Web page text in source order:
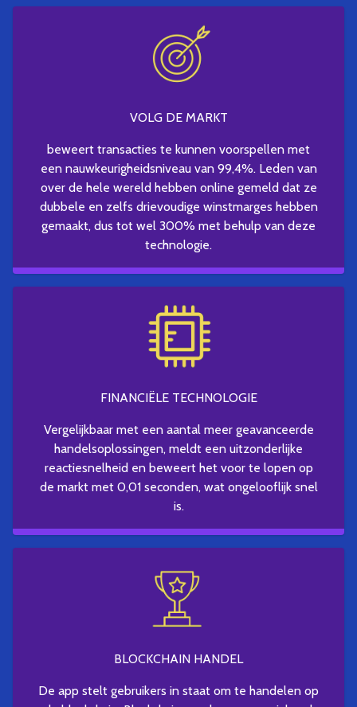
VOLG DE MARKT
beweert transacties te kunnen voorspellen met
een nauwkeurigheidsniveau van 99,4%. Leden van
over de hele wereld hebben online gemeld dat ze
dubbele en zelfs drievoudige winstmarges hebben
gemaakt, dus tot wel 300% met behulp van deze
technologie.
FINANCIËLE TECHNOLOGIE
Vergelijkbaar met een aantal meer geavanceerde
handelsoplossingen, meldt een uitzonderlijke
reactiesnelheid en beweert het voor te lopen op
de markt met 0,01 seconden, wat ongelooflijk snel
is.
BLOCKCHAIN HANDEL
De app stelt gebruikers in staat om te handelen op